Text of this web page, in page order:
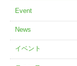
Event
News
イベント